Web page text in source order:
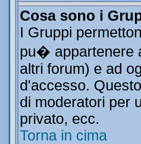
Cosa sono i
I Gruppi
pu� appartenere
altri forum) e ad
d'accesso.
di moderatori per
privato, ecc.
Torna in cima